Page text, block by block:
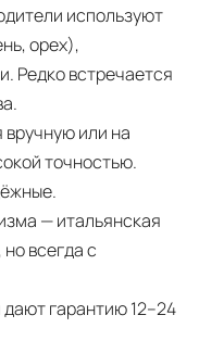
используют
орех),
Редко встречается
или на
точностью.
— итальянская
всегда с
гарантию 12–24